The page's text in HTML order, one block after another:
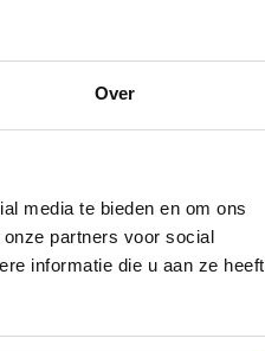
Over
media te bieden en om ons
partners voor social
informatie die u aan ze heeft